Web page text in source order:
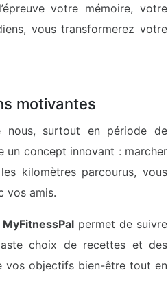
votre mémoire, votre
vous transformerez votre
motivantes
nous, surtout en période de
un concept innovant : marcher
kilomètres parcourus, vous
vos amis.
MyFitnessPalpermet de suivre
choix de recettes et des
vos objectifs bien-être tout en